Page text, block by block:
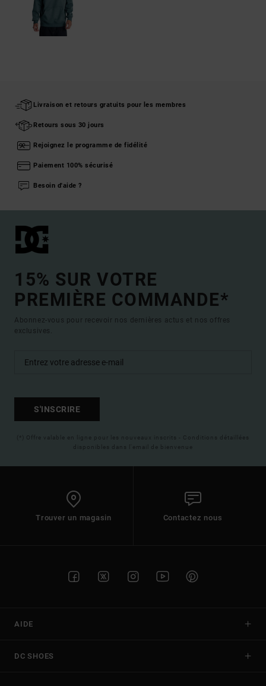
Livraison et retours gratuits pour les membres
Retours sous 30 jours
Rejoignez le programme de fidélité
Paiement 100% sécurisé
Besoin d'aide ?
15% SUR VOTRE
PREMIÈRE COMMANDE*
Abonnez-vous pour recevoir nos dernières actus et nos offres
exclusives.
S'INSCRIRE
(*) Offre valable en ligne pour les nouveaux inscrits - Conditions détaillées
disponibles dans l'email de bienvenue
Trouver un magasin Contactez nous
AIDE
DC SHOES